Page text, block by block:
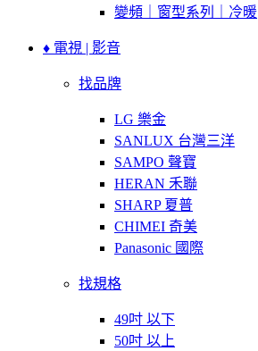
變頻｜窗型系列｜冷暖
♦ 電視 | 影音
找品牌
LG 樂金
SANLUX 台灣三洋
SAMPO 聲寶
HERAN 禾聯
SHARP 夏普
CHIMEI 奇美
Panasonic 國際
找規格
49吋 以下
50吋 以上